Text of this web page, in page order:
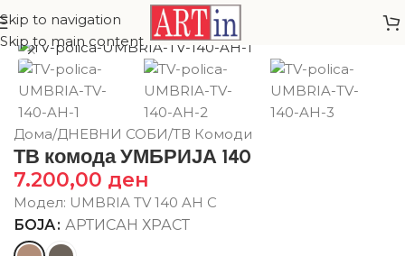
Skip to navigation
Skip to main content
Дома/ДНЕВНИ СОБИ/ТВ Комоди
ТВ комода УМБРИЈА 140
7.200,00 ден
Модел: UMBRIA TV 140 AH C
БОЈА АРТИСАН ХРАСТ